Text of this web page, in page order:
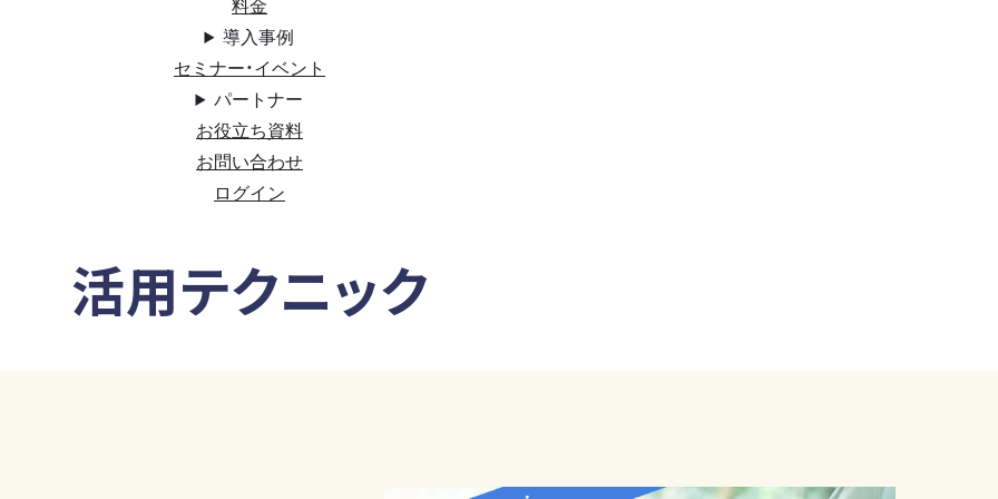
導入事例
セミナー・イベント
パートナー
お役立ち資料
お問い合わせ
ログイン
活用テクニック